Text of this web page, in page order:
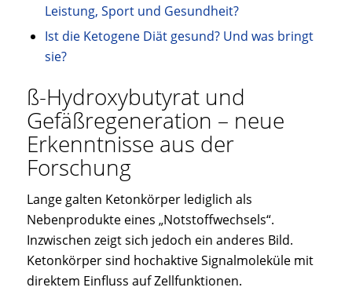
Leistung, Sport und Gesundheit?
Ist die Ketogene Diät gesund? Und was bringt
sie?
ß-Hydroxybutyrat und
Gefäßregeneration – neue
Erkenntnisse aus der
Forschung
Lange galten Ketonkörper lediglich als
Nebenprodukte eines „Notstoffwechsels“.
Inzwischen zeigt sich jedoch ein anderes Bild.
Ketonkörper sind hochaktive Signalmoleküle mit
direktem Einfluss auf Zellfunktionen.